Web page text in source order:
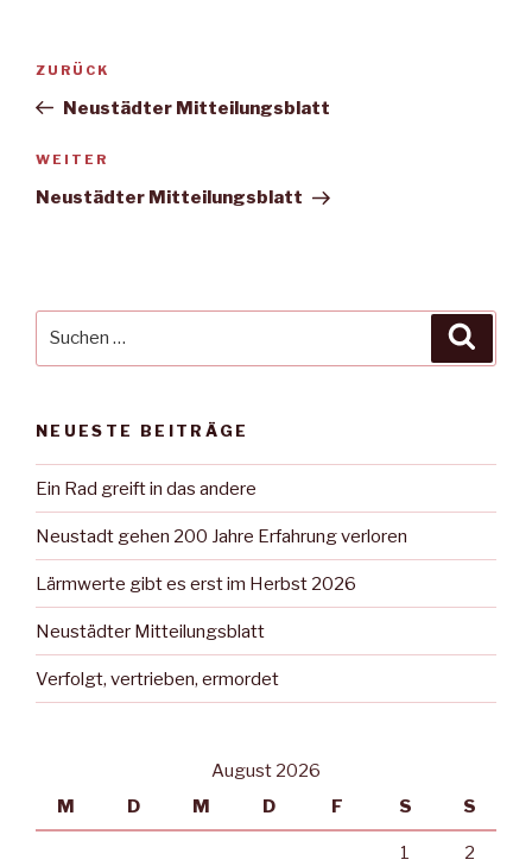
Beitragsnavigation
Vorheriger
Beitrag
ZURÜCK
Neustädter Mitteilungsblatt
Nächster
Beitrag
WEITER
Neustädter Mitteilungsblatt
NEUESTE BEITRÄGE
Ein Rad greift in das andere
Neustadt gehen 200 Jahre Erfahrung verloren
Lärmwerte gibt es erst im Herbst 2026
Neustädter Mitteilungsblatt
Verfolgt, vertrieben, ermordet
August 2026
M
D M D F S S
1 2